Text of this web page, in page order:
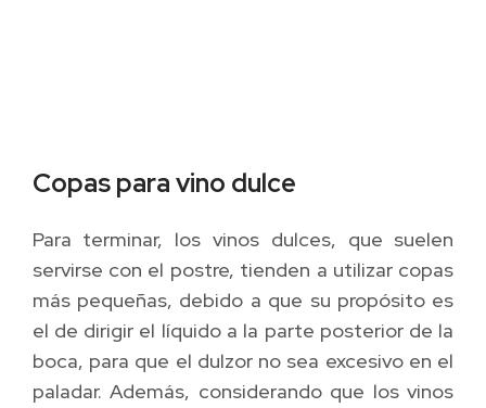
Copas para vino dulce
Para terminar, los vinos dulces, que suelen
servirse con el postre, tienden a utilizar copas
más pequeñas, debido a que su propósito es
el de dirigir el líquido a la parte posterior de la
boca, para que el dulzor no sea excesivo en el
paladar. Además, considerando que los vinos